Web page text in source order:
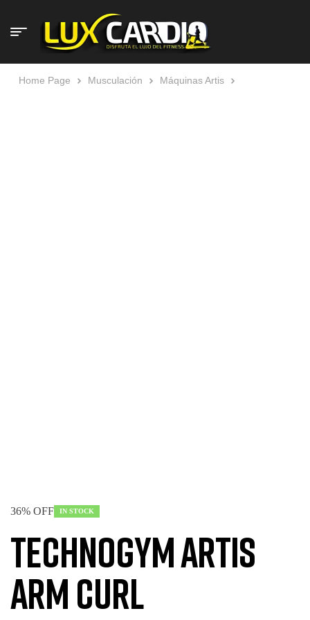
Home Page Musculación Máquinas Artis
36% OFF IN STOCK
Technogym Artis
Arm Curl